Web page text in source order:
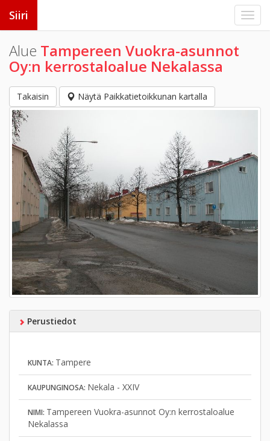
Siiri
Alue Tampereen Vuokra-asunnot
Oy:n kerrostaloalue Nekalassa
Takaisin Näytä Paikkatietoikkunan kartalla
Perustiedot
KUNTA: Tampere
KAUPUNGINOSA: Nekala - XXIV
NIMI: Tampereen Vuokra-asunnot Oy:n kerrostaloalue
Nekalassa